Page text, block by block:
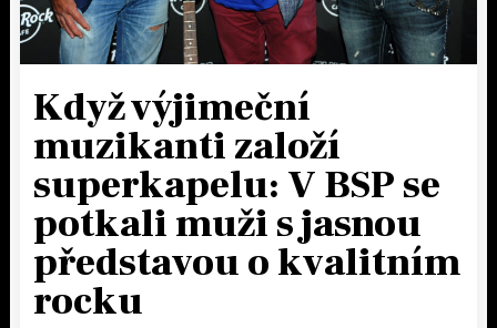
KALENDÁŘ
KVÍZY
VIP
KULTURA
MIX
PROGRAM
PLAYLIST
JAK NALADIT
Když výjimeční
muzikanti založí
superkapelu: V BSP se
potkali muži s jasnou
představou o kvalitním
rocku